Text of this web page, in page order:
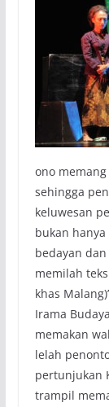
ono
sehingga
keluwesan
bukan
bedayan
memilah
khas
Irama
memakan
lelah
pertunjukan
trampil